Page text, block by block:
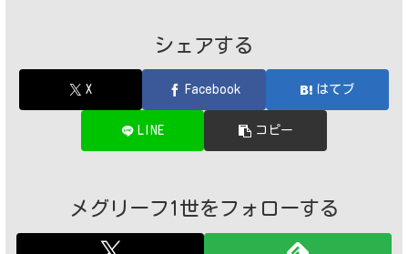
シェアする
X Facebook はてブ
LINE コピー
メグリーフ1世をフォローする